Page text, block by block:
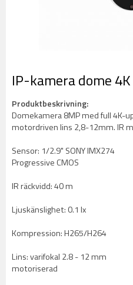
IP-kamera dome
Produktbeskrivning:
Domekamera 8MP med full 4K-
motordriven lins 2,8-12mm. IR
Sensor: 1/2.9" SONY IMX274
Progressive CMOS
IR räckvidd: 40 m
Ljuskänslighet: 0.1 lx
Kompression: H265/H264
Lins: varifokal 2.8 - 12 mm
motoriserad